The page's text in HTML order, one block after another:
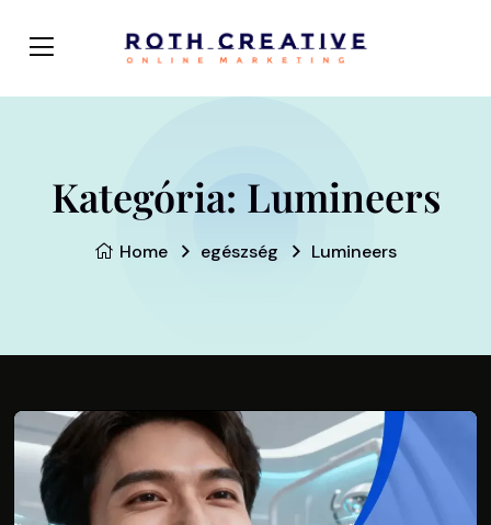
Kategória: Lumineers
Home egészség Lumineers